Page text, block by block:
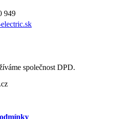
949
společnost DPD.